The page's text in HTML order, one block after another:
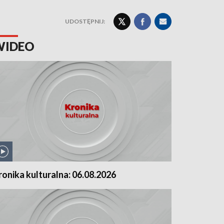
UDOSTĘPNIJ:
kulturalna: 06.08.2026